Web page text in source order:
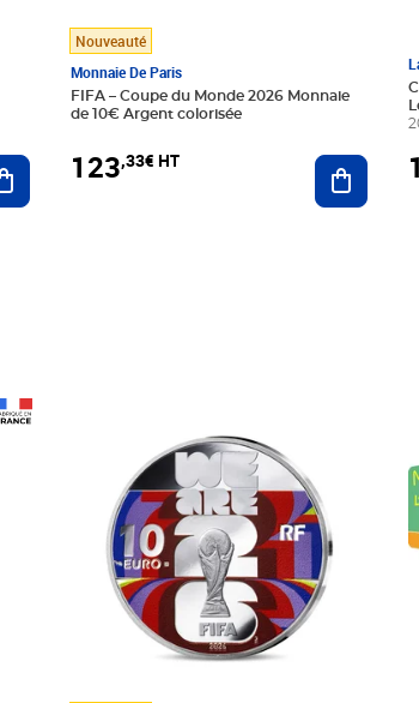
Ajouter au panier
Nouveauté
Monnaie De Paris
FIFA – Coupe du Monde 2026 Monnaie
de 10€ Argent colorisée
123,33€ HT Ajouter